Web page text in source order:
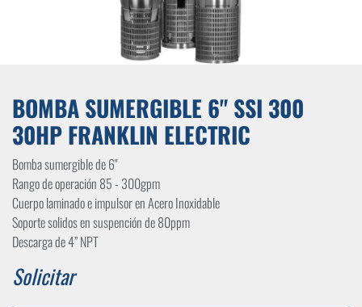
BOMBA SUMERGIBLE 6" SSI 300
30HP FRANKLIN ELECTRIC
Bomba sumergible de 6"
Rango de operación 85 - 300gpm
Cuerpo laminado e impulsor en Acero Inoxidable
Soporte solidos en suspención de 80ppm
Descarga de 4” NPT
Solicitar